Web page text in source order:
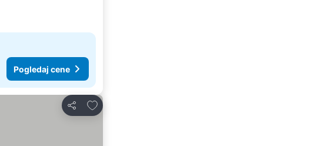
Pogledaj cene
Deli
Dodati u favorite